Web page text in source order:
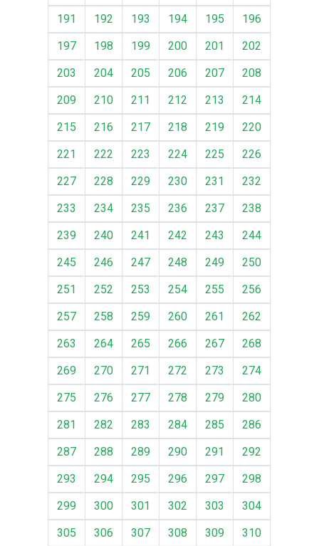
191
192 193 194 195
196
197
198 199 200 201
202
203
204 205 206 207
208
209
210 211 212 213
214
215
216 217 218 219
220
221
222 223 224 225
226
227
228 229 230 231
232
233
234 235 236 237
238
239
240 241 242 243
244
245
246 247 248 249
250
251
252 253 254 255
256
257
258 259 260 261
262
263
264 265 266 267
268
269
270 271 272 273
274
275
276 277 278 279
280
281
282 283 284 285
286
287
288 289 290 291
292
293
294 295 296 297
298
299
300 301 302 303
304
305
306 307 308 309
310